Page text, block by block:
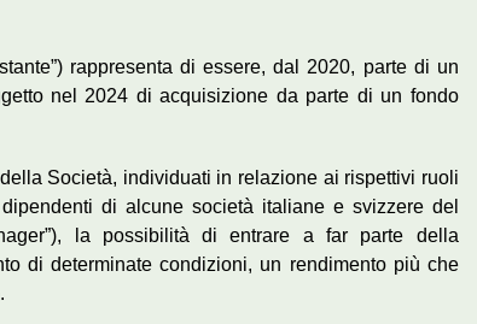
rappresenta di essere, dal 2020, parte di un
nel 2024 di acquisizione da parte di un fondo
Società, individuati in relazione ai rispettivi ruoli
di alcune società italiane e svizzere del
la possibilità di entrare a far parte della
di determinate condizioni, un rendimento più che